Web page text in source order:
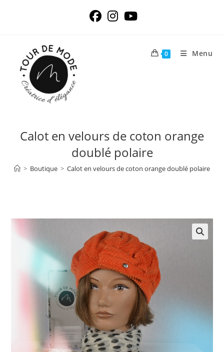
0 Menu
Calot en velours de coton orange
doublé polaire
> Boutique > Calot en velours de coton orange doublé polaire